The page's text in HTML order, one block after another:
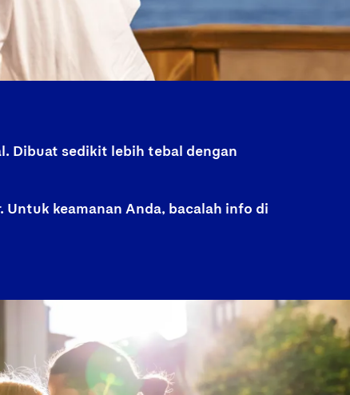
Dibuat sedikit lebih tebal dengan
keamanan Anda, bacalah info di